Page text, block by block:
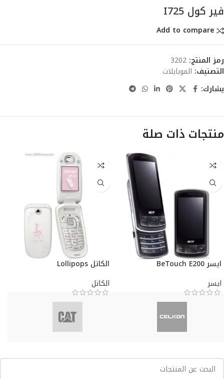
فير كول I725
Add to compare
رمز المنتج: 3202
التصنيف: الموبايلات
يشارك:
منتجات ذات صلة
ايسر BeTouch E200
ايسر
الكاتل Lollipops
الكاتل